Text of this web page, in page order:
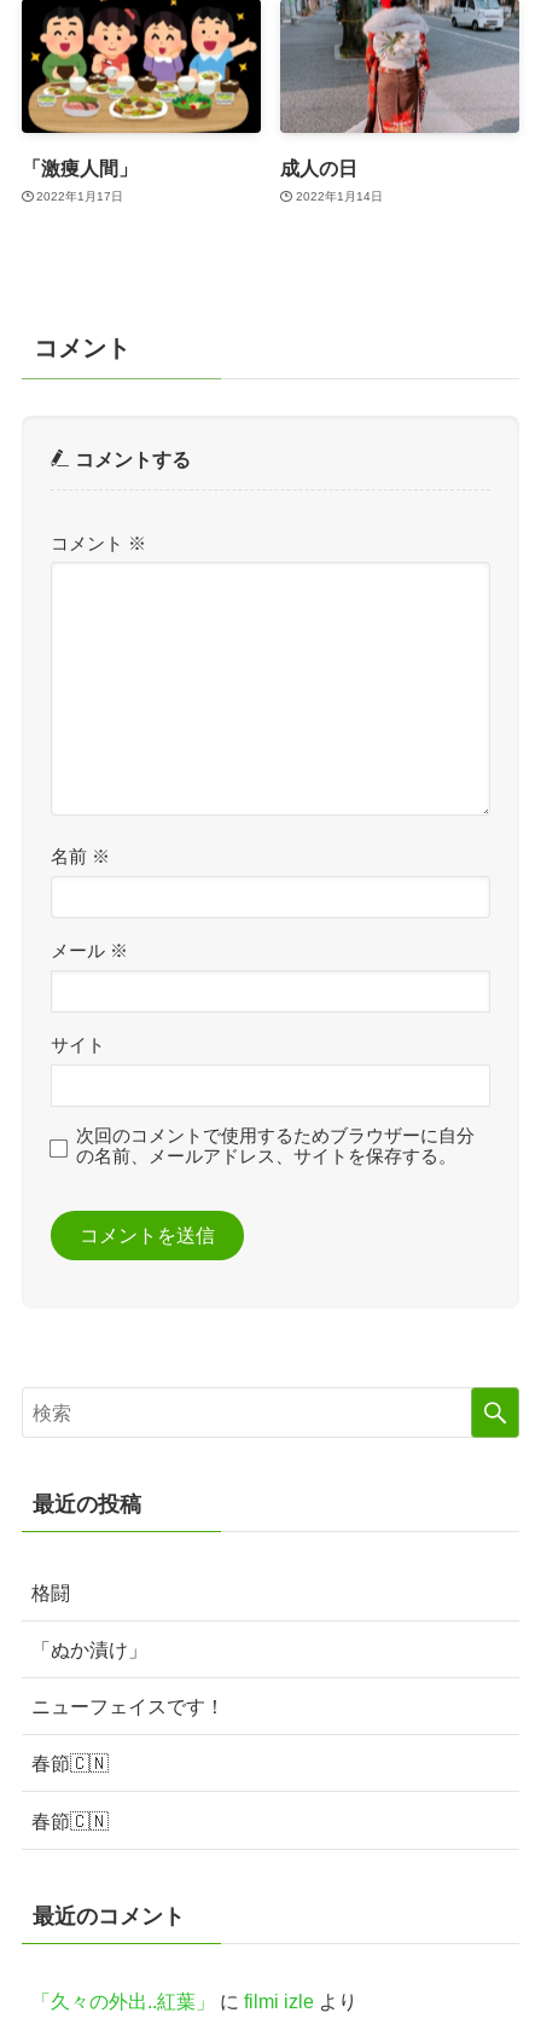
「激痩人間」
2022年1月17日
成人の日
2022年1月14日
コメント
コメントする
コメント ※
名前 ※
メール ※
サイト
次回のコメントで使用するためブラウザーに自分
の名前、メールアドレス、サイトを保存する。
最近の投稿
格闘
「ぬか漬け」
ニューフェイスです！
春節🇨🇳
春節🇨🇳
最近のコメント
「久々の外出..紅葉」 に filmi izleより